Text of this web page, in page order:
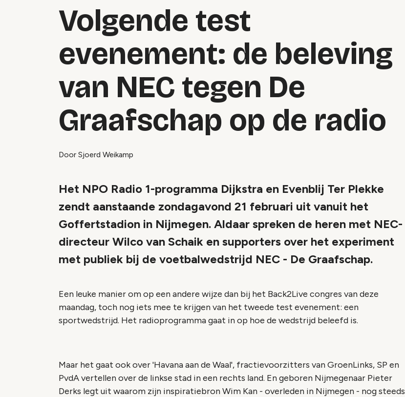
Volgende test
evenement: de beleving
van NEC tegen De
Graafschap op de radio
Door Sjoerd Weikamp
Het NPO Radio 1-programma Dijkstra en Evenblij Ter Plekke
zendt aanstaande zondagavond 21 februari uit vanuit het
Goffertstadion in Nijmegen. Aldaar spreken de heren met NEC-
directeur Wilco van Schaik en supporters over het experiment
met publiek bij de voetbalwedstrijd NEC - De Graafschap.
Een leuke manier om op een andere wijze dan bij het Back2Live congres van deze
maandag, toch nog iets mee te krijgen van het tweede test evenement: een
sportwedstrijd. Het radioprogramma gaat in op hoe de wedstrijd beleefd is.
Maar het gaat ook over 'Havana aan de Waal', fractievoorzitters van GroenLinks, SP en
PvdA vertellen over de linkse stad in een rechts land. En geboren Nijmegenaar Pieter
Derks legt uit waarom zijn inspiratiebron Wim Kan - overleden in Nijmegen - nog steeds